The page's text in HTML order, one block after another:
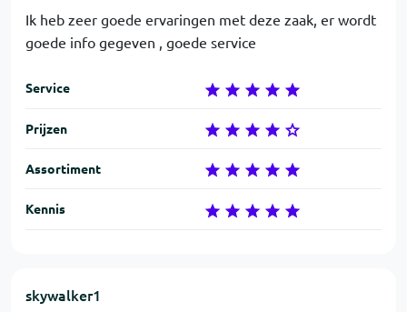
Ik heb zeer goede ervaringen met deze zaak, er wordt
goede info gegeven , goede service
Service
Prijzen
Assortiment
Kennis
skywalker1